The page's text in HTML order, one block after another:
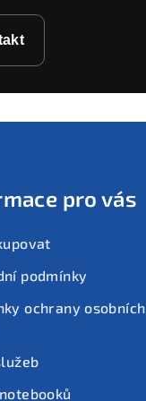
pro vás
podmínky
ochrany osobních